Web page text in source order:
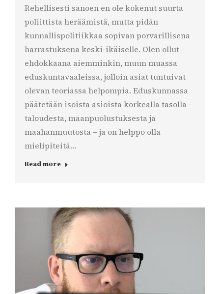
Rehellisesti sanoen en ole kokenut suurta
poliittista heräämistä, mutta pidän
kunnallispolitiikkaa sopivan porvarillisena
harrastuksena keski-ikäiselle. Olen ollut
ehdokkaana aiemminkin, muun muassa
eduskuntavaaleissa, jolloin asiat tuntuivat
olevan teoriassa helpompia. Eduskunnassa
päätetään isoista asioista korkealla tasolla –
taloudesta, maanpuolustuksesta ja
maahanmuutosta – ja on helppo olla
mielipiteitä…
Read more